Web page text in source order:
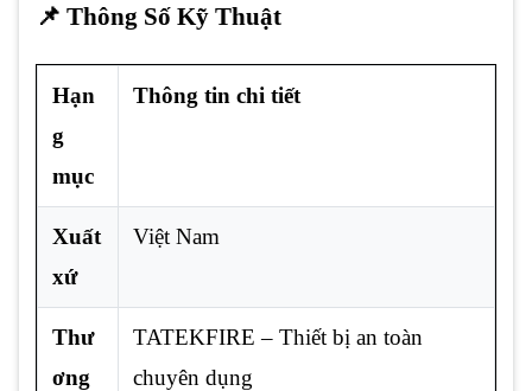
📌 Thông Số Kỹ Thuật
Hạn
g
mục
Thông tin chi tiết
Xuất
xứ
Việt Nam
Thư
ơng
TATEKFIRE – Thiết bị an toàn
chuyên dụng